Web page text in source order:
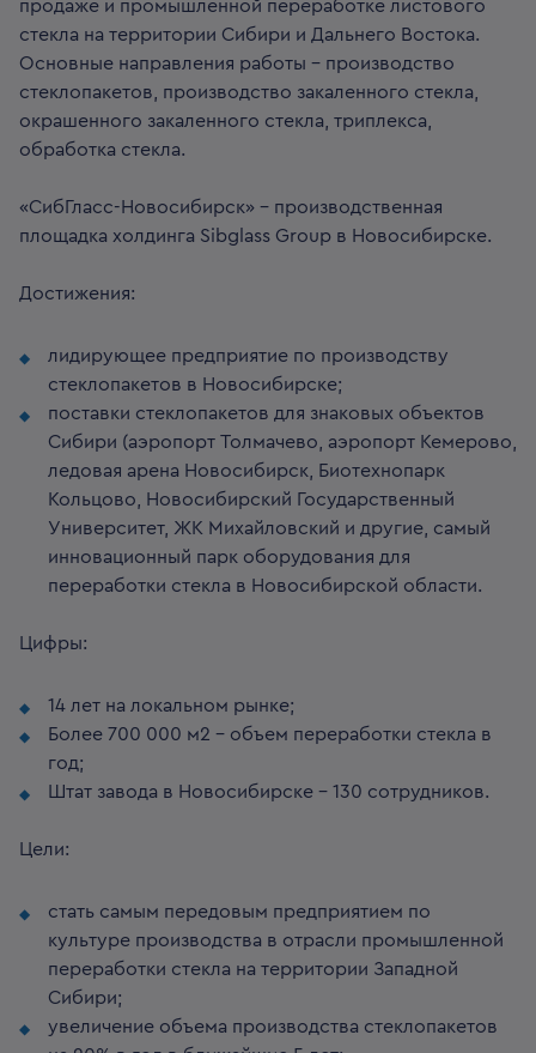
продаже и промышленной переработке листового
стекла на территории Сибири и Дальнего Востока.
Основные направления работы – производство
стеклопакетов, производство закаленного стекла,
окрашенного закаленного стекла, триплекса,
обработка стекла.
«СибГласс-Новосибирск» - производственная
площадка холдинга Sibglass Group в Новосибирске.
Достижения:
лидирующее предприятие по производству
стеклопакетов в Новосибирске;
поставки стеклопакетов для знаковых объектов
Сибири (аэропорт Толмачево, аэропорт Кемерово,
ледовая арена Новосибирск, Биотехнопарк
Кольцово, Новосибирский Государственный
Университет, ЖК Михайловский и другие, самый
инновационный парк оборудования для
переработки стекла в Новосибирской области.
Цифры:
14 лет на локальном рынке;
Более 700 000 м2 - объем переработки стекла в
год;
Штат завода в Новосибирске - 130 сотрудников.
Цели:
стать самым передовым предприятием по
культуре производства в отрасли промышленной
переработки стекла на территории Западной
Сибири;
увеличение объема производства стеклопакетов